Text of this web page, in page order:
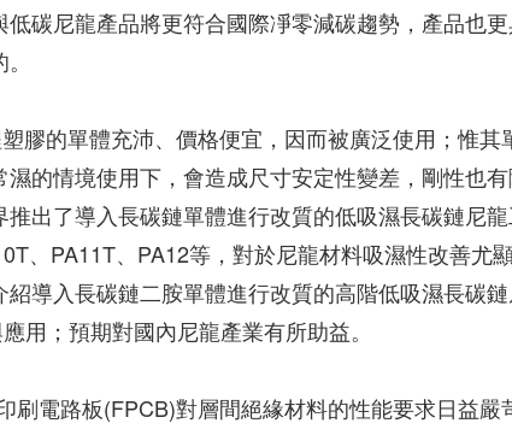
碳尼龍產品將更符合國際凈零減碳趨勢，產品也更
膠的單體充沛、價格便宜，因而被廣泛使用；惟其
的情境使用下，會造成尺寸安定性變差，剛性也
出了導入長碳鏈單體進行改質的低吸濕長碳鏈尼龍
、PA11T、PA12等，對於尼龍材料吸濕性改善尤
紹導入長碳鏈二胺單體進行改質的高階低吸濕長碳
用；預期對國內尼龍產業有所助益。
刷電路板(FPCB)對層間絕緣材料的性能要求日益嚴